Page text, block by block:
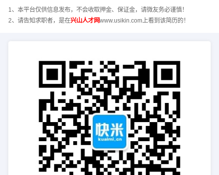
1、本平台仅供信息发布，不会收取押金、保证金，请微友务必谨慎！
2、请告知求职者，是在兴山人才网www.usikin.com上看到该简历的！